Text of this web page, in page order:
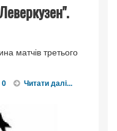
матчів третього
0 Читати далі...